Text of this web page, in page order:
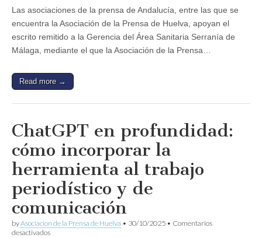
de
Andalucía
exigen
la
anulación
de
de
empleo
la
Serranía
Ronda
Las asociaciones de la prensa de Andalucía, entre las que se
encuentra la Asociación de la Prensa de Huelva, apoyan el
escrito remitido a la Gerencia del Área Sanitaria Serranía de
Málaga, mediante el que la Asociación de la Prensa…
Read more →
ChatGPT en profundidad:
cómo incorporar la
herramienta al trabajo
periodístico y de
comunicación
byAsociacion de la Prensa de Huelva • 30/10/2025 • Comentarios
desactivadosen